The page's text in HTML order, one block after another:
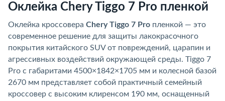
Оклейка Chery Tiggo 7 Pro пленкой
Оклейка кроссовера Chery Tiggo 7 Pro пленкой — это
современное решение для защиты лакокрасочного
покрытия китайского SUV от повреждений, царапин и
агрессивных воздействий окружающей среды. Tiggo 7
Pro с габаритами 4500×1842×1705 мм и колесной базой
2670 мм представляет собой практичный семейный
кроссовер с высоким клиренсом 190 мм, оснащенный